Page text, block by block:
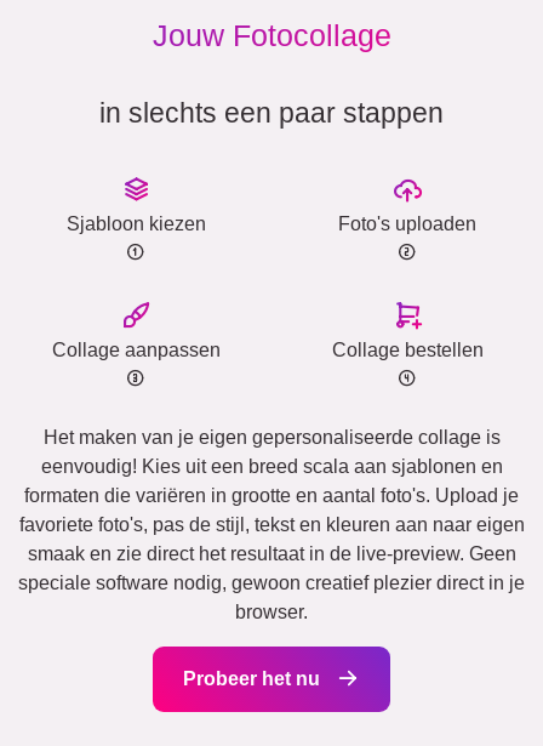
Jouw Fotocollage
in slechts een paar stappen
Sjabloon kiezen Foto's uploaden
Collage aanpassen Collage bestellen
Het maken van je eigen gepersonaliseerde collage is
eenvoudig! Kies uit een breed scala aan sjablonen en
formaten die variëren in grootte en aantal foto's. Upload je
favoriete foto's, pas de stijl, tekst en kleuren aan naar eigen
smaak en zie direct het resultaat in de live-preview. Geen
speciale software nodig, gewoon creatief plezier direct in je
browser.
Probeer het nu